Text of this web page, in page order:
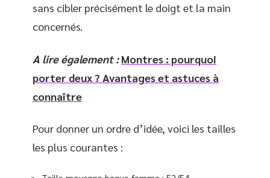
sans cibler précisément le doigt et la main
concernés.
A lire également : Montres : pourquoi
porter deux ? Avantages et astuces à
connaître
Pour donner un ordre d’idée, voici les tailles
les plus courantes :